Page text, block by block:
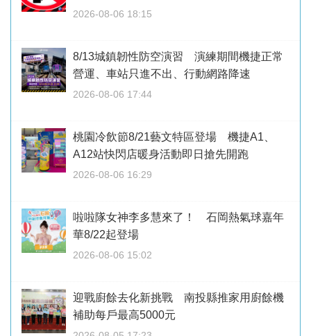
2026-08-06 18:15
8/13城鎮韌性防空演習 演練期間機捷正常
營運、車站只進不出、行動網路降速
2026-08-06 17:44
桃園冷飲節8/21藝文特區登場 機捷A1、
A12站快閃店暖身活動即日搶先開跑
2026-08-06 16:29
啦啦隊女神李多慧來了！ 石岡熱氣球嘉年
華8/22起登場
2026-08-06 15:02
迎戰廚餘去化新挑戰 南投縣推家用廚餘機
補助每戶最高5000元